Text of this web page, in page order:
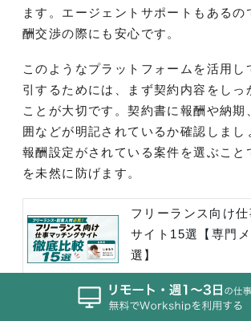
ます。エージェントサポートもあるの
酬交渉の際にも安心です。
このようなプラットフォームを活用し
引するためには、まず契約内容をしっ
ことが大切です。契約書に報酬や納期
囲などが明記されているか確認しまし
報酬設定がされている案件を選ぶこと
を未然に防げます。
フリーランス向け
サイト15選【専門
選】